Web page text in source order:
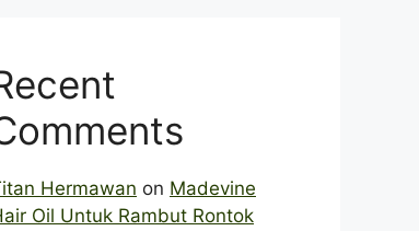
Hermawan on Madevine
Oil Untuk Rambut Rontok